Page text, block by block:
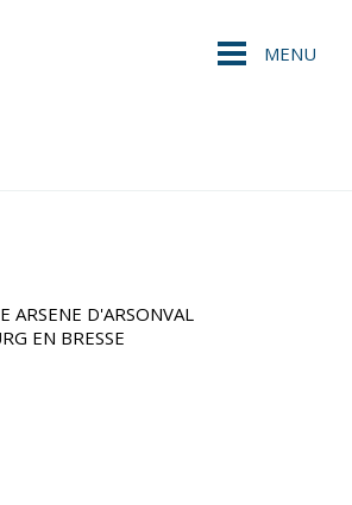
MENU
ARSENE D'ARSONVAL
EN BRESSE